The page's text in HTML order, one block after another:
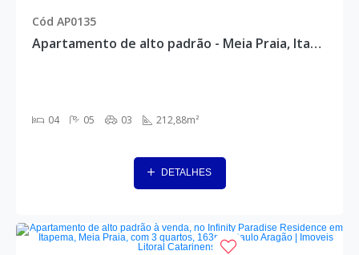
Cód AP0135
Apartamento de alto padrão - Meia Praia, Itapema - AP0135
04 05 03 212,88m²
DETALHES